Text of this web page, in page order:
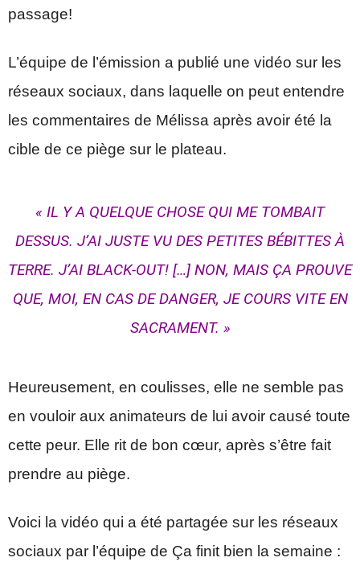
passage!
L’équipe de l’émission a publié une vidéo sur les
réseaux sociaux, dans laquelle on peut entendre
les commentaires de Mélissa après avoir été la
cible de ce piège sur le plateau.
« IL Y A QUELQUE CHOSE QUI ME TOMBAIT
DESSUS. J’AI JUSTE VU DES PETITES BÉBITTES À
TERRE. J’AI BLACK-OUT! […] NON, MAIS ÇA PROUVE
QUE, MOI, EN CAS DE DANGER, JE COURS VITE EN
SACRAMENT. »
Heureusement, en coulisses, elle ne semble pas
en vouloir aux animateurs de lui avoir causé toute
cette peur. Elle rit de bon cœur, après s’être fait
prendre au piège.
Voici la vidéo qui a été partagée sur les réseaux
sociaux par l’équipe de Ça finit bien la semaine :